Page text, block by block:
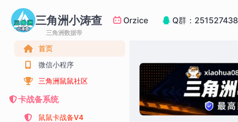
三角洲小涛查
三角洲数据帝
Orzice Q群：251527438
首页
微信小程序
三角洲鼠鼠社区
卡战备系统
鼠鼠卡战备V4